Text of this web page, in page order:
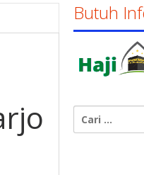
Butuh
untuk: